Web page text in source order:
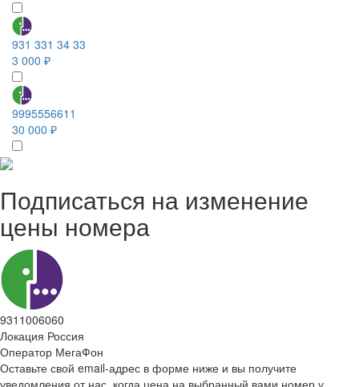
931 331 34 33
3 000 ₽
9995556611
30 000 ₽
Подписаться на изменение
цены номера
9311006060
Локация Россия
Оператор МегаФон
Оставьте свой email-адрес в форме ниже и вы получите
уведомления от нас, когда цена на выбранный вами номер у